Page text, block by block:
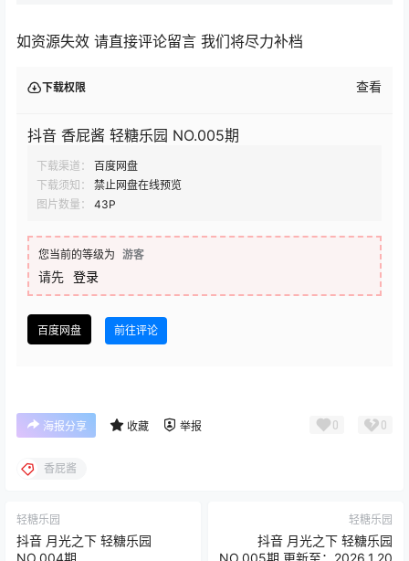
如资源失效 请直接评论留言 我们将尽力补档
下载权限 查看
抖音 香屁酱 轻糖乐园 NO.005期
下载渠道：
百度网盘
下载须知：
禁止网盘在线预览
图片数量：
43P
您当前的等级为 游客
请先 登录
百度网盘 前往评论
海报分享 收藏 举报 0 0
香屁酱
轻糖乐园
抖音 月光之下 轻糖乐园
NO.004期
轻糖乐园
抖音 月光之下 轻糖乐园
NO.005期 更新至：2026.1.20